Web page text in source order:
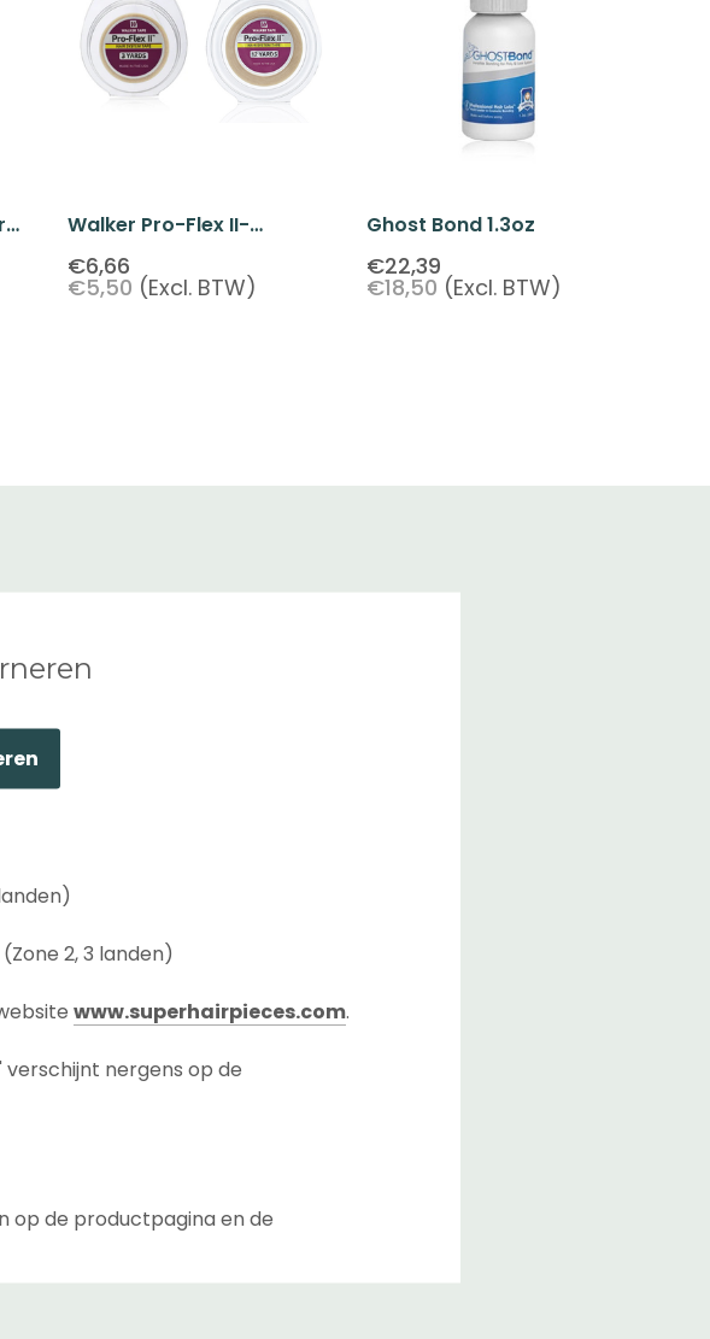
Walker Pro-Flex II-
Taperollen
€6,66
€5,50 (Excl. BTW)
Ghost Bond 1.3oz
€22,39
€18,50 (Excl. BTW)
2, 3 landen)
www.superhairpieces.com.
nergens op de
op de productpagina en de
ons magazijn in Nederland.